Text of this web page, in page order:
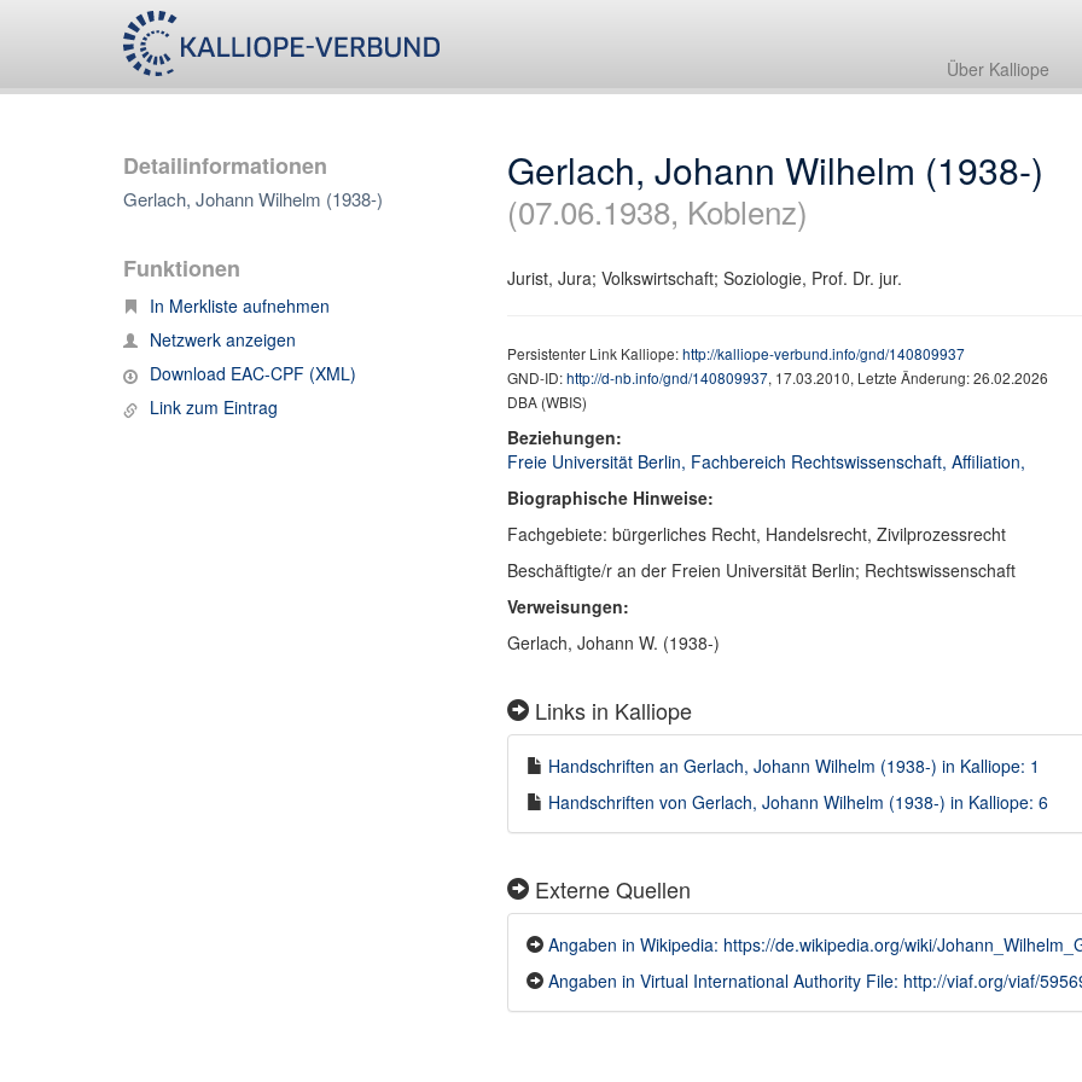
Über Kalliope
Detailinformationen
Gerlach, Johann Wilhelm (1938-)
Funktionen
In Merkliste aufnehmen
Netzwerk anzeigen
Download EAC-CPF (XML)
Link zum Eintrag
Gerlach, Johann Wilhelm (1938-)
(07.06.1938, Koblenz)
Jurist, Jura; Volkswirtschaft; Soziologie, Prof. Dr. jur.
Persistenter Link Kalliope:http://kalliope-verbund.info/gnd/140809937
GND-ID:http://d-nb.info/gnd/140809937, 17.03.2010, Letzte Änderung: 26.02.2026
DBA (WBIS)
Beziehungen:
Freie Universität Berlin, Fachbereich Rechtswissenschaft, Affiliation,
Biographische Hinweise:
Fachgebiete: bürgerliches Recht, Handelsrecht, Zivilprozessrecht
Beschäftigte/r an der Freien Universität Berlin; Rechtswissenschaft
Verweisungen:
Gerlach, Johann W. (1938-)
Links in Kalliope
Handschriften an Gerlach, Johann Wilhelm (1938-) in Kalliope: 1
Handschriften von Gerlach, Johann Wilhelm (1938-) in Kalliope: 6
Externe Quellen
Angaben in Wikipedia: https://de.wikipedia.org/wiki/
Angaben in Virtual International Authority File: http://viaf.org/viaf/